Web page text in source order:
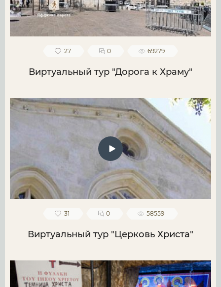
27 0 69279
Виртуальный тур "Дорога к Храму"
31 0 58559
Виртуальный тур "Церковь Христа"